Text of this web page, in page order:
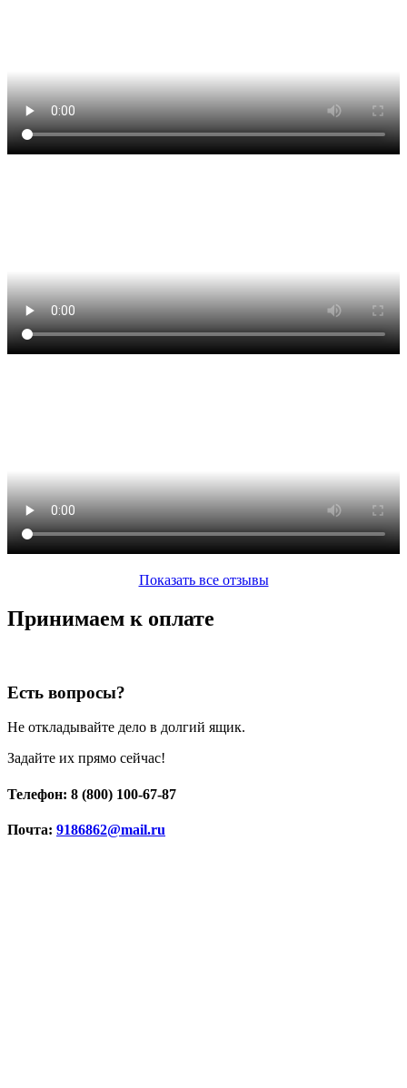
Показать все отзывы
Принимаем к оплате
Есть вопросы?
Не откладывайте дело в долгий ящик.
Задайте их прямо сейчас!
Телефон: 8 (800) 100-67-87
Почта: 9186862@mail.ru